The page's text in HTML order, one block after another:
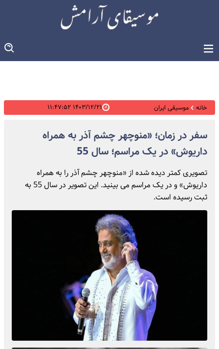
خانه موسیقی ایران ۱۴۰۳/۱۲/۲۱ ۱۱:۴۷:۵۲
سفر در زمان؛ «منوچهر چشم آذر به همراه
داریوش» در یک مراسم؛ سال 55
تصویری کمتر دیده شده از «منوچهر چشم آذر را به همراه
داریوش» و در یک مراسم می بینید. این تصویر در سال 55 به
ثبت رسیده است.